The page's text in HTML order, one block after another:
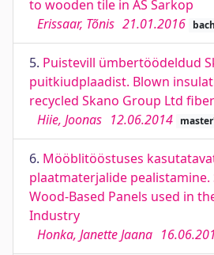
to wooden tile in AS Sarkop
Erissaar, Tõnis 21.01.2016
5. Puistevill ümbertöödeldud
puitkiudplaadist. Blown
recycled Skano Group Ltd
Hiie, Joonas 12.06.2014
6. Mööblitööstuses
plaatmaterjalide
Wood-Based Panels used in
Industry
Honka, Janette Jaana